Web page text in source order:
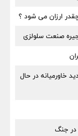
ارزان می شود ؟
صنعت سلولزی
خاورمیانه در حال
در جنگ